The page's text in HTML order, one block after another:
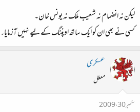
لیکن نہ انضمام نہ شعیب ملک نہ یونس خان۔
کسی نے بھی ان کو ایک ساتھ اوپننگ کے لیے نہیں‌ آزمایا۔
عسکری
معطل
ستمبر 30، 2009